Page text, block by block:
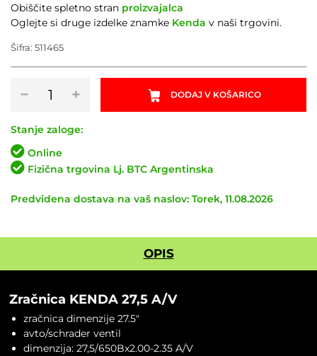
−
KENDA
A/V
količina
+ DODAJ V KOŠARICO
Obiščite spletno stran proizvajalca
Oglejte si druge izdelke znamke Kenda v naši trgovini.
Šifra: 511465
Stanje zaloge:
Online
Fizična trgovina Lj. BTC Argentinska
Predvidena dostava na vaš naslov: Torek, 11.08.2026
OPIS
Zračnica KENDA 27,5 A/V
zračnica dimenzije 27.5″
avto/schrader ventil
dimenzija: 27,5/650Bx2.00-2.35 A/V